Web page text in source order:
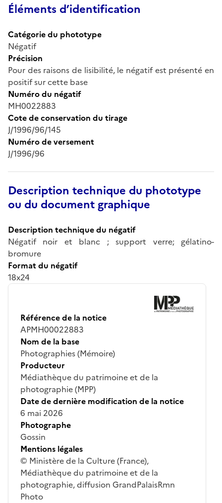
Éléments d’identification
Catégorie du phototype
Négatif
Précision
Pour des raisons de lisibilité, le négatif est présenté en
positif sur cette base
Numéro du négatif
MH0022883
Cote de conservation du tirage
J/1996/96/145
Numéro de versement
J/1996/96
Description technique du phototype
ou du document graphique
Description technique du négatif
Négatif noir et blanc ; support verre; gélatino-
bromure
Format du négatif
18x24
Référence de la notice
APMH00022883
Nom de la base
Photographies (Mémoire)
Producteur
Médiathèque du patrimoine et de la
photographie (MPP)
Date de dernière modification de la notice
6 mai 2026
Photographe
Gossin
Mentions légales
© Ministère de la Culture (France),
Médiathèque du patrimoine et de la
photographie, diffusion GrandPalaisRmn
Photo